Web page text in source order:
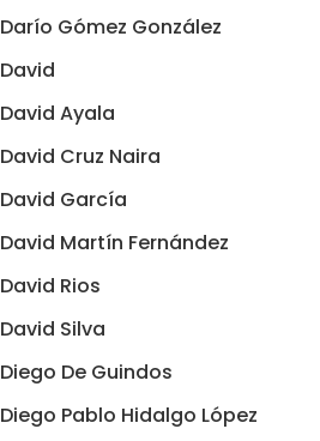
Darío Gómez González
David
David Ayala
David Cruz Naira
David García
David Martín Fernández
David Rios
David Silva
Diego De Guindos
Diego Pablo Hidalgo López